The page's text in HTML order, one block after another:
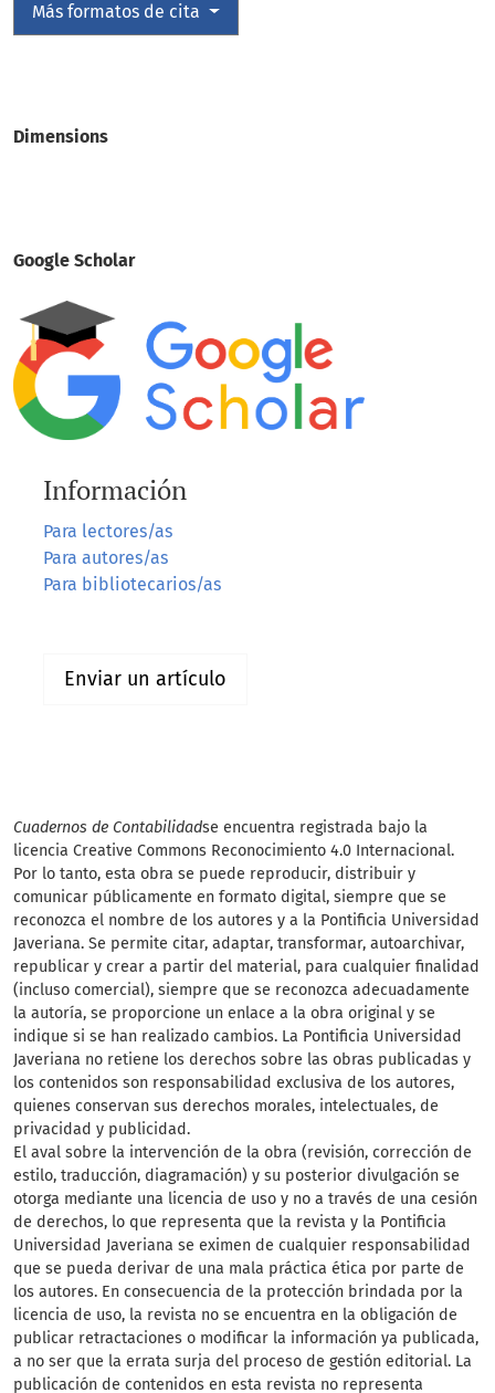
Más formatos de cita
Dimensions
Google Scholar
Información
Para lectores/as
Para autores/as
Para bibliotecarios/as
Enviar un artículo
Cuadernos de Contabilidadse encuentra registrada bajo la
licencia Creative Commons Reconocimiento 4.0 Internacional.
Por lo tanto, esta obra se puede reproducir, distribuir y
comunicar públicamente en formato digital, siempre que se
reconozca el nombre de los autores y a la Pontificia Universidad
Javeriana. Se permite citar, adaptar, transformar, autoarchivar,
republicar y crear a partir del material, para cualquier finalidad
(incluso comercial), siempre que se reconozca adecuadamente
la autoría, se proporcione un enlace a la obra original y se
indique si se han realizado cambios. La Pontificia Universidad
Javeriana no retiene los derechos sobre las obras publicadas y
los contenidos son responsabilidad exclusiva de los autores,
quienes conservan sus derechos morales, intelectuales, de
privacidad y publicidad.
El aval sobre la intervención de la obra (revisión, corrección de
estilo, traducción, diagramación) y su posterior divulgación se
otorga mediante una licencia de uso y no a través de una cesión
de derechos, lo que representa que la revista y la Pontificia
Universidad Javeriana se eximen de cualquier responsabilidad
que se pueda derivar de una mala práctica ética por parte de
los autores. En consecuencia de la protección brindada por la
licencia de uso, la revista no se encuentra en la obligación de
publicar retractaciones o modificar la información ya publicada,
a no ser que la errata surja del proceso de gestión editorial. La
publicación de contenidos en esta revista no representa